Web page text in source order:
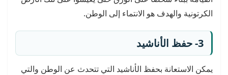
الكرتونية والهدف هو الانتماء إلى الوطن.
3- حفظ الأناشيد
يمكن الاستعانة بحفظ الأناشيد التي تتحدث عن الوطن والتي